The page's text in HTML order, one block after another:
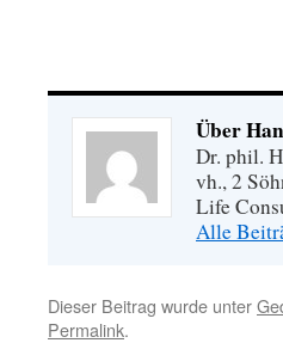
Über
Dr. phil.
vh., 2
Life
Alle
Dieser Beitrag wurde unter
Permalink.